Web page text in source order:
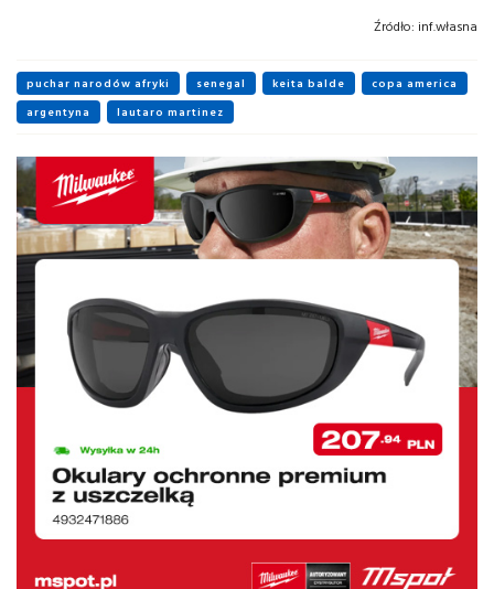
Źródło: inf.własna
puchar narodów afryki senegal keita balde
copa america
argentyna
lautaro martinez